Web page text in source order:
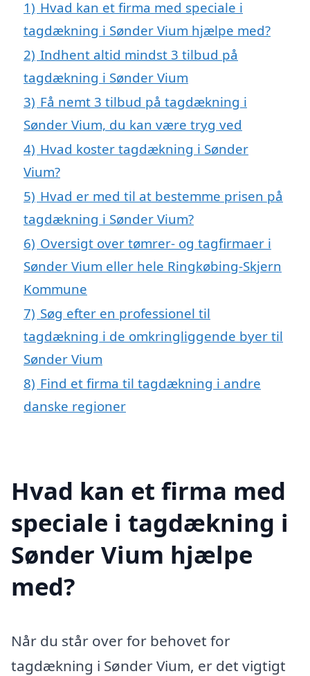
1) Hvad kan et firma med speciale i
tagdækning i Sønder Vium hjælpe med?
2) Indhent altid mindst 3 tilbud på
tagdækning i Sønder Vium
3) Få nemt 3 tilbud på tagdækning i
Sønder Vium, du kan være tryg ved
4) Hvad koster tagdækning i Sønder
Vium?
5) Hvad er med til at bestemme prisen på
tagdækning i Sønder Vium?
6) Oversigt over tømrer- og tagfirmaer i
Sønder Vium eller hele Ringkøbing-Skjern
Kommune
7) Søg efter en professionel til
tagdækning i de omkringliggende byer til
Sønder Vium
8) Find et firma til tagdækning i andre
danske regioner
Hvad kan et firma med
speciale i tagdækning i
Sønder Vium hjælpe
med?
Når du står over for behovet for
tagdækning i Sønder Vium, er det vigtigt